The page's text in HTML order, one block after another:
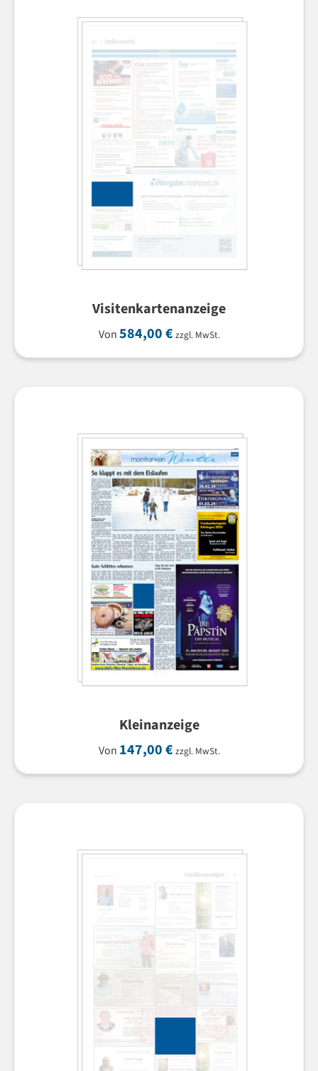
Visitenkartenanzeige
Von584,00€ zzgl. MwSt.
Kleinanzeige
Von 147,00€ zzgl. MwSt.